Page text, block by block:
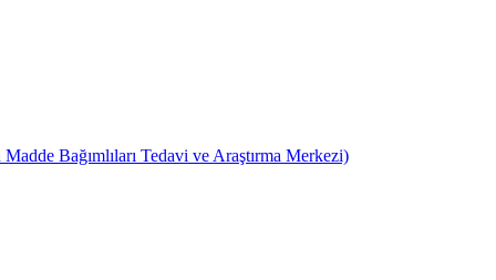
Bağımlıları Tedavi ve Araştırma Merkezi)